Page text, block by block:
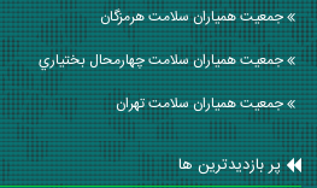
جمعیت همیاران سلامت هرمزگان
جمعیت همیاران سلامت چهارمحال بختياري
جمعیت همیاران سلامت تهران
پر بازدیدترین ها